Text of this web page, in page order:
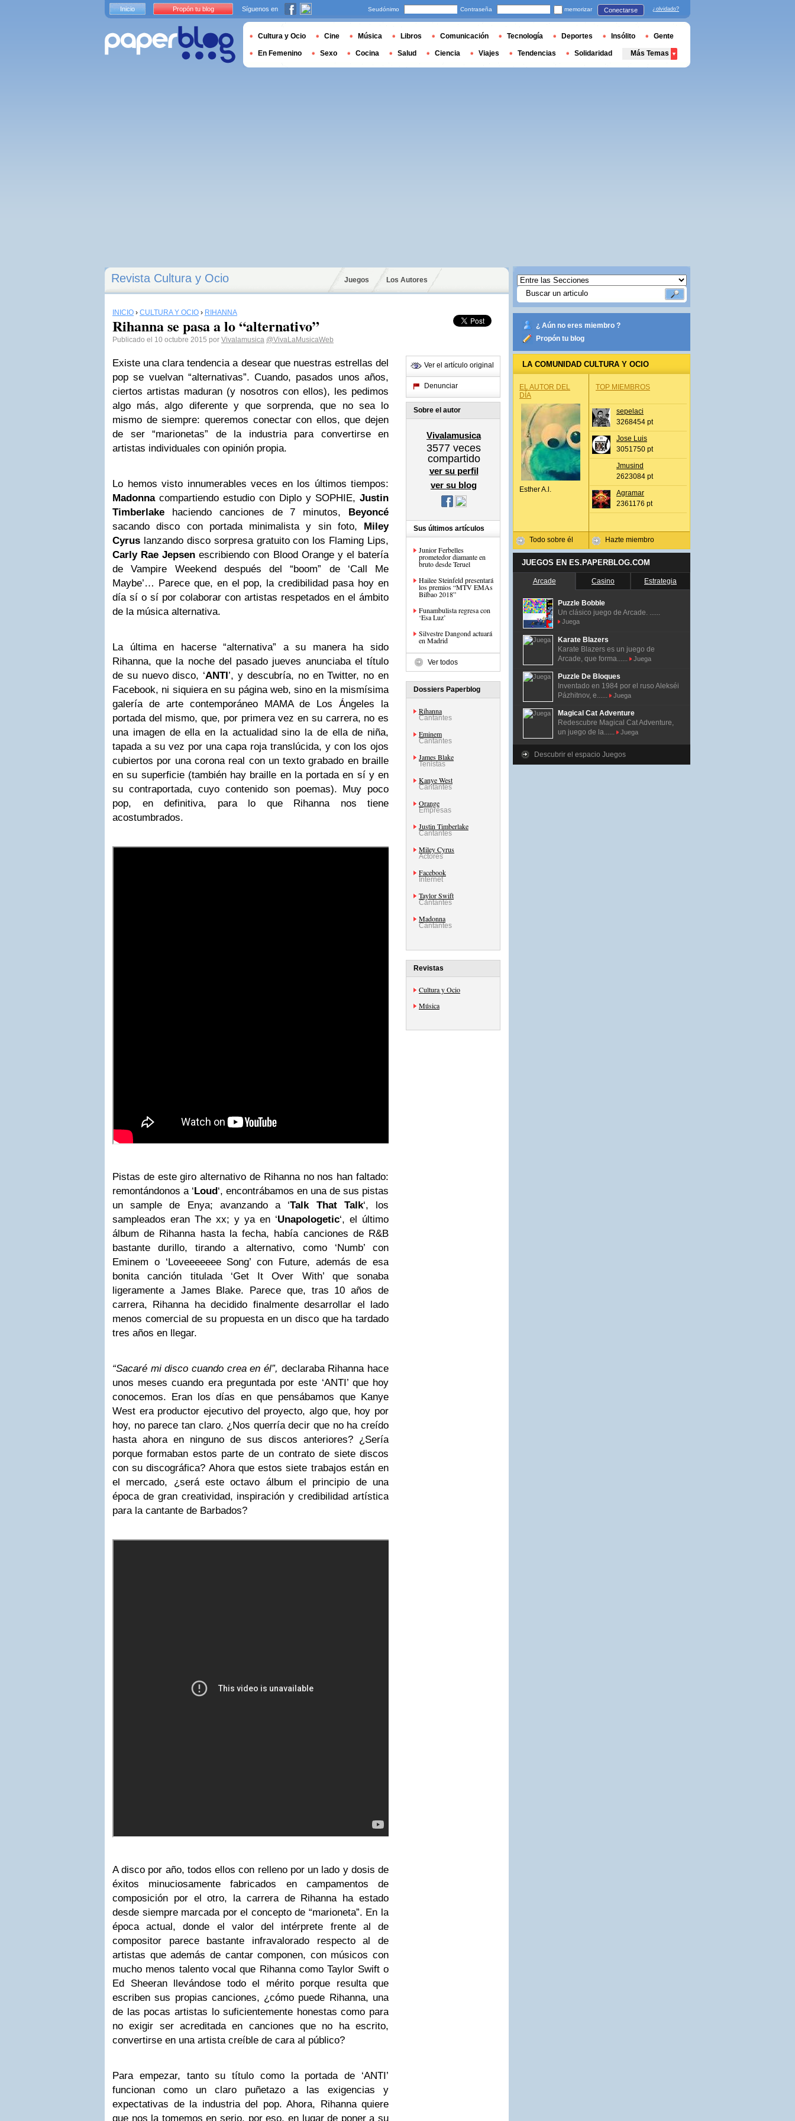
Revista Cultura y Ocio Juegos Los Autores
INICIO › CULTURA Y OCIO › RIHANNA
Rihanna se pasa a lo “alternativo”
Publicado el 10 octubre 2015 por Vivalamusica @VivaLaMusicaWeb
Existe una clara tendencia a desear que nuestras estrellas del
pop se vuelvan “alternativas”. Cuando, pasados unos años,
ciertos artistas maduran (y nosotros con ellos), les pedimos
algo más, algo diferente y que sorprenda, que no sea lo
mismo de siempre: queremos conectar con ellos, que dejen
de ser “marionetas” de la industria para convertirse en
artistas individuales con opinión propia.
Lo hemos visto innumerables veces en los últimos tiempos:
Madonnacompartiendo estudio con Diplo y SOPHIE, Justin
Timberlake haciendo canciones de 7 minutos, Beyoncé
sacando disco con portada minimalista y sin foto, Miley
Cyrus lanzando disco sorpresa gratuito con los Flaming Lips,
Carly Rae Jepsen escribiendo con Blood Orange y el batería
de Vampire Weekend después del “boom” de ‘Call Me
Maybe’… Parece que, en el pop, la credibilidad pasa hoy en
día sí o sí por colaborar con artistas respetados en el ámbito
de la música alternativa.
La última en hacerse “alternativa” a su manera ha sido
Rihanna, que la noche del pasado jueves anunciaba el título
de su nuevo disco, ‘ANTI’, y descubría, no en Twitter, no en
Facebook, ni siquiera en su página web, sino en la mismísima
galería de arte contemporáneo MAMA de Los Ángeles la
portada del mismo, que, por primera vez en su carrera, no es
una imagen de ella en la actualidad sino la de ella de niña,
tapada a su vez por una capa roja translúcida, y con los ojos
cubiertos por una corona real con un texto grabado en braille
en su superficie (también hay braille en la portada en sí y en
su contraportada, cuyo contenido son poemas). Muy poco
pop, en definitiva, para lo que Rihanna nos tiene
acostumbrados.
Pistas de este giro alternativo de Rihanna no nos han faltado:
remontándonos a ‘Loud‘, encontrábamos en una de sus pistas
un sample de Enya; avanzando a ‘Talk That Talk‘, los
sampleados eran The xx; y ya en ‘Unapologetic‘, el último
álbum de Rihanna hasta la fecha, había canciones de R&B
bastante durillo, tirando a alternativo, como ‘Numb’ con
Eminem o ‘Loveeeeeee Song’ con Future, además de esa
bonita canción titulada ‘Get It Over With’ que sonaba
ligeramente a James Blake. Parece que, tras 10 años de
carrera, Rihanna ha decidido finalmente desarrollar el lado
menos comercial de su propuesta en un disco que ha tardado
tres años en llegar.
“Sacaré mi disco cuando crea en él”, declaraba Rihanna hace
unos meses cuando era preguntada por este ‘ANTI’ que hoy
conocemos. Eran los días en que pensábamos que Kanye
West era productor ejecutivo del proyecto, algo que, hoy por
hoy, no parece tan claro. ¿Nos querría decir que no ha creído
hasta ahora en ninguno de sus discos anteriores? ¿Sería
porque formaban estos parte de un contrato de siete discos
con su discográfica? Ahora que estos siete trabajos están en
el mercado, ¿será este octavo álbum el principio de una
época de gran creatividad, inspiración y credibilidad artística
para la cantante de Barbados?
A disco por año, todos ellos con relleno por un lado y dosis de
éxitos minuciosamente fabricados en campamentos de
composición por el otro, la carrera de Rihanna ha estado
desde siempre marcada por el concepto de “marioneta”. En la
época actual, donde el valor del intérprete frente al de
compositor parece bastante infravalorado respecto al de
artistas que además de cantar componen, con músicos con
mucho menos talento vocal que Rihanna como Taylor Swift o
Ed Sheeran llevándose todo el mérito porque resulta que
escriben sus propias canciones, ¿cómo puede Rihanna, una
de las pocas artistas lo suficientemente honestas como para
no exigir ser acreditada en canciones que no ha escrito,
convertirse en una artista creíble de cara al público?
Para empezar, tanto su título como la portada de ‘ANTI’
funcionan como un claro puñetazo a las exigencias y
expectativas de la industria del pop. Ahora, Rihanna quiere
que nos la tomemos en serio, por eso, en lugar de poner a su
Ver el artículo original
Denunciar
Sobre el autor
Vivalamusica
3577 veces
compartido
ver su perfil
ver su blog
Sus últimos artículos
Junior Ferbelles
prometedor diamante en
bruto desde Teruel
Hailee Steinfeld presentará
los premios “MTV EMAs
Bilbao 2018”
Funambulista regresa con
‘Esa Luz’
Silvestre Dangond actuará
en Madrid
Ver todos
Dossiers Paperblog
Rihanna
Cantantes
Eminem
Cantantes
James Blake
Tenistas
Kanye West
Cantantes
Orange
Empresas
Justin Timberlake
Cantantes
Miley Cyrus
Actores
Facebook
Internet
Taylor Swift
Cantantes
Madonna
Cantantes
Revistas
Cultura y Ocio
Música
¿ Aún no eres miembro ?
Propón tu blog
LA COMUNIDAD CULTURA Y OCIO
EL AUTOR DEL
DÍA
Esther A.l.
Todo sobre él
TOP MIEMBROS
sepelaci
3268454 pt
Jose Luis
3051750 pt
Jmusind
2623084 pt
Agramar
2361176 pt
Hazte miembro
JUEGOS EN ES.PAPERBLOG.COM
Arcade Casino Estrategia
Puzzle Bobble
Un clásico juego de Arcade. ......
Juega
Karate Blazers
Karate Blazers es un juego de
Arcade, que forma......
Juega
Puzzle De Bloques
Inventado en 1984 por el ruso Alekséi
Pázhitnov, e......
Juega
Magical Cat Adventure
Redescubre Magical Cat Adventure,
un juego de la......
Juega
Descubrir el espacio Juegos
Inicio Propón tu blog Síguenos en Seudónimo Contraseña memorizar Conectarse ¿olvidado?
Cultura y Ocio Cine Música Libros Comunicación Tecnología Deportes Insólito Gente
En Femenino Sexo Cocina Salud Ciencia Viajes Tendencias Solidaridad Más Temas